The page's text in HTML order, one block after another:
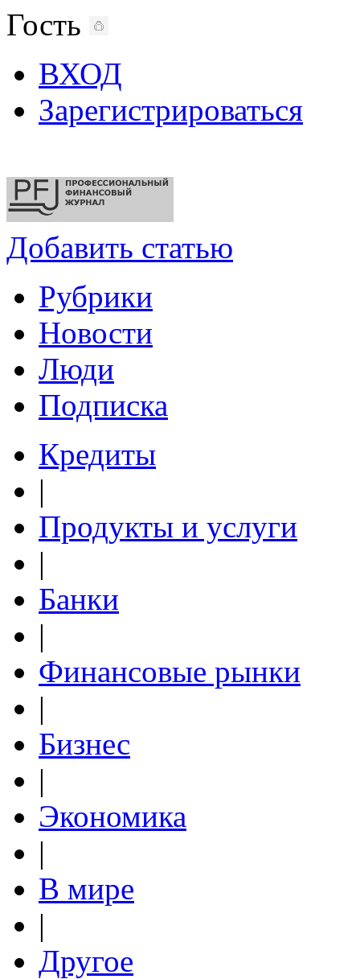
Гость
ВХОД
Зарегистрироваться
Добавить статью
Рубрики
Новости
Люди
Подписка
Кредиты
|
Продукты и услуги
|
Банки
|
Финансовые рынки
|
Бизнес
|
Экономика
|
В мире
|
Другое